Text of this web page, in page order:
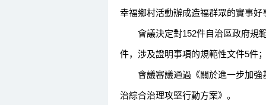
幸福鄉村活動辦成造福群眾的實事
會議決定對152件自治區政府規範
件，涉及證明事項的規範性文件5件
會議審議通過《關於進一步加強
治綜合治理攻堅行動方案》。